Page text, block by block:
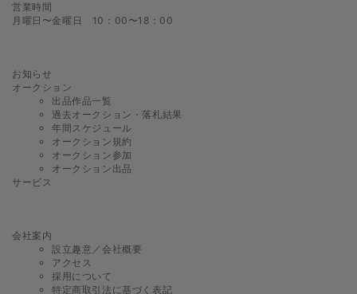
営業時間
月曜日〜金曜日 10：00〜18：00
お知らせ
オークション
出品作品一覧
過去オークション・落札結果
年間スケジュール
オークション規約
オークション参加
オークション出品
サービス
会社案内
設立趣意／会社概要
アクセス
採用について
特定商取引法に基づく表記